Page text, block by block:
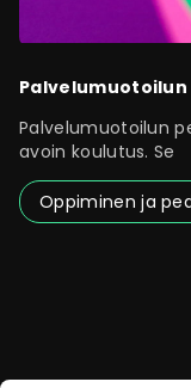
Palvelumuotoilun
avoin koulutus. Se
Oppiminen ja